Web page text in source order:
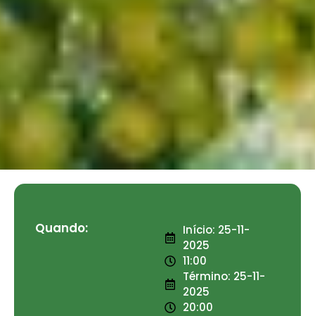
Quando:
Início: 25-11-
2025
11:00
Término: 25-11-
2025
20:00